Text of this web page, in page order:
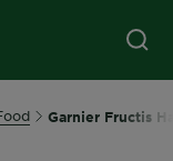
Garnier Fructis